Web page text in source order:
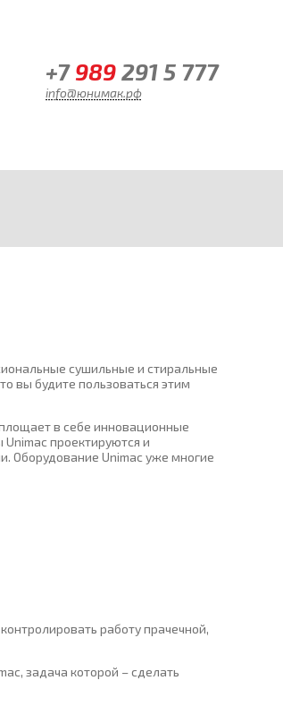
+7989291 5 777
info@юнимак.рф
сушильные и стиральные
вы будите пользоваться этим
в себе инновационные
проектируются и
Оборудование Unimac уже многие
работу прачечной,
задача которой – сделать